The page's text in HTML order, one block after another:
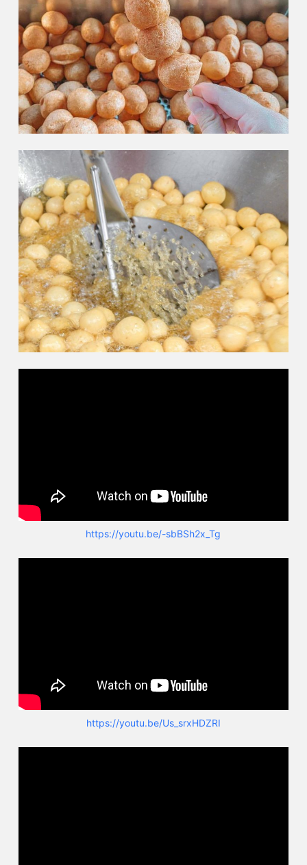
https://youtu.be/-sbBSh2x_Tg
https://youtu.be/Us_srxHDZRI